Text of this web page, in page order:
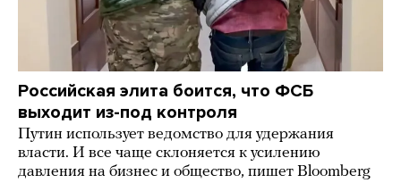
Российская элита боится, что ФСБ
выходит из-под контроля
Путин использует ведомство для удержания
власти. И все чаще склоняется к усилению
давления на бизнес и общество, пишет Bloomberg